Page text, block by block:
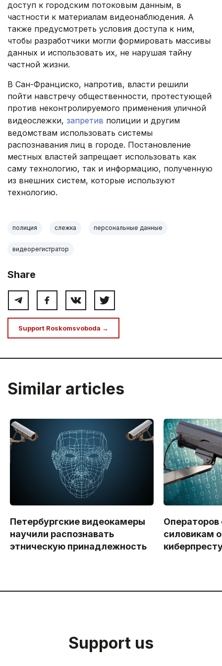
доступ к городским потоковым данным, в
частности к материалам видеонаблюдения. А
также предусмотреть условия доступа к ним,
чтобы разработчики могли формировать массивы
данных и использовать их, не нарушая тайну
частной жизни.
В Сан-Франциско, напротив, власти решили
пойти навстречу общественности, протестующей
против неконтролируемого применения уличной
видеослежки, запретив полиции и другим
ведомствам использовать системы
распознавания лиц в городе. Постановление
местных властей запрещает использовать как
саму технологию, так и информацию, полученную
из внешних систем, которые используют
технологию.
полиция слежка персональные данные
видеорегистратор
Share
Support Roskomsvoboda →
Similar articles
Петербургские видеокамеры
научили распознавать
этническую принадлежность
силовикам
Support us